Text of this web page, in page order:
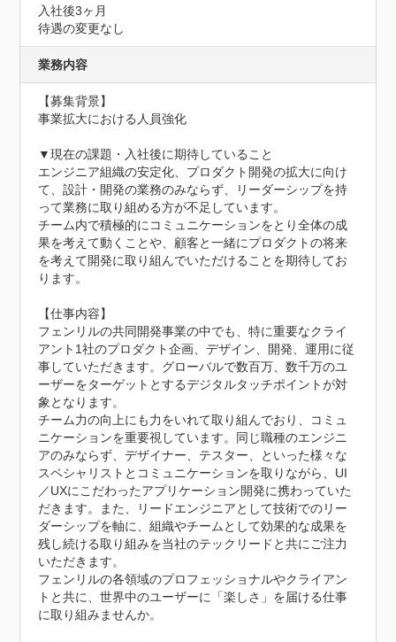
入社後3ヶ月
待遇の変更なし
業務内容
【募集背景】
事業拡大における人員強化
▼現在の課題・入社後に期待していること
エンジニア組織の安定化、プロダクト開発の拡大に向け
て、設計・開発の業務のみならず、リーダーシップを持
って業務に取り組める方が不足しています。
チーム内で積極的にコミュニケーションをとり全体の成
果を考えて動くことや、顧客と一緒にプロダクトの将来
を考えて開発に取り組んでいただけることを期待してお
ります。
【仕事内容】
フェンリルの共同開発事業の中でも、特に重要なクライ
アント1社のプロダクト企画、デザイン、開発、運用に従
事していただきます。グローバルで数百万、数千万のユ
ーザーをターゲットとするデジタルタッチポイントが対
象となります。
チーム力の向上にも力をいれて取り組んでおり、コミュ
ニケーションを重要視しています。同じ職種のエンジニ
アのみならず、デザイナー、テスター、といった様々な
スペシャリストとコミュニケーションを取りながら、UI
／UXにこだわったアプリケーション開発に携わっていた
だきます。また、リードエンジニアとして技術でのリー
ダーシップを軸に、組織やチームとして効果的な成果を
残し続ける取り組みを当社のテックリードと共にご注力
いただきます。
フェンリルの各領域のプロフェッショナルやクライアン
トと共に、世界中のユーザーに「楽しさ」を届ける仕事
に取り組みませんか。